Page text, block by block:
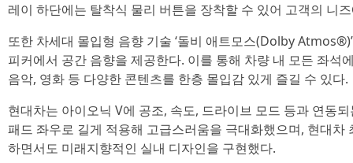
레이 하단에는 탈착식 물리 버튼을 장착할 수 있어 고객의 니
또한 차세대 몰입형 음향 기술 ‘돌비 애트모스(Dolby
피커에서 공간 음향을 제공한다. 이를 통해 차량 내 모든 좌석
음악, 영화 등 다양한 콘텐츠를 한층 몰입감 있게 즐길 수 있다.
현대차는 아이오닉 V에 공조, 속도, 드라이브 모드 등과 연동
패드 좌우로 길게 적용해 고급스러움을 극대화했으며, 현대
하면서도 미래지향적인 실내 디자인을 구현했다.